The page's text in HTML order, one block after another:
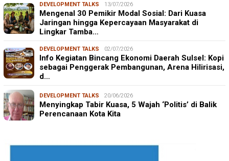
DEVELOPMENT TALKS 13/07/2026
Mengenal 30 Pemikir Modal Sosial: Dari Kuasa
Jaringan hingga Kepercayaan Masyarakat di
Lingkar Tamba…
DEVELOPMENT TALKS 02/07/2026
Info Kegiatan Bincang Ekonomi Daerah Sulsel: Kopi
sebagai Penggerak Pembangunan, Arena Hilirisasi,
d…
DEVELOPMENT TALKS 20/06/2026
Menyingkap Tabir Kuasa, 5 Wajah ‘Politis’ di Balik
Perencanaan Kota Kita